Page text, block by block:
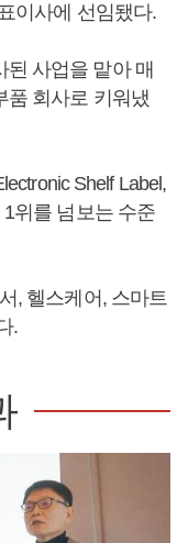
이사에 선임됐다.
사업을 맡아 매
품 회사로 키워냈
Shelf Label,
위를 넘보는 수준
, 헬스케어, 스마트
.